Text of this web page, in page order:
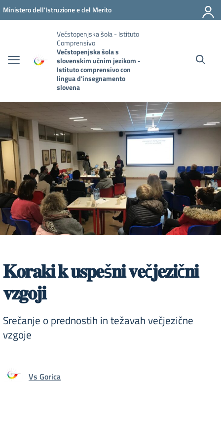
Pojdi na vsebino
Vai al menu di navigazione
Vai al footer
Ministero dell'Istruzione e del Merito
Večstopenjska šola - Istituto
Comprensivo
Večstopenjska šola s
slovenskim učnim jezikom -
Istituto comprensivo con
lingua d'insegnamento
slovena
𝐊𝐨𝐫𝐚𝐤𝐢 𝐤 𝐮𝐬𝐩𝐞š𝐧𝐢 𝐯𝐞č𝐣𝐞𝐳𝐢č𝐧𝐢
𝐯𝐳𝐠𝐨𝐣𝐢
Srečanje o prednostih in težavah večjezične
vzgoje
Vs Gorica